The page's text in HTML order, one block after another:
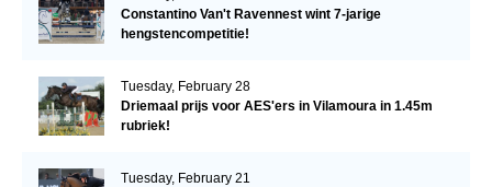
Constantino Van't Ravennest wint 7-jarige
hengstencompetitie!
Tuesday, February 28
Driemaal prijs voor AES'ers in Vilamoura in 1.45m
rubriek!
Tuesday, February 21